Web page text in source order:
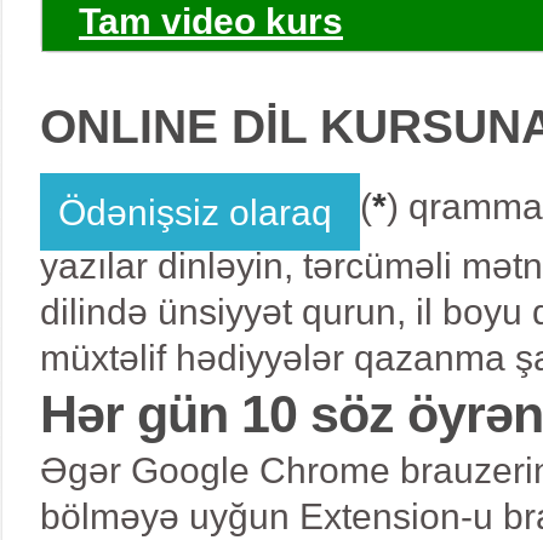
Tam video kurs
ONLINE DİL
Ödənişsiz olaraq (*)
yazılar dinləyin, tərcüməli
dilində ünsiyyət qurun, il boyu
müxtəlif hədiyyələr qazanma
Hər gün 10 söz
Əgər Google Chrome
bölməyə uyğun Extension-u